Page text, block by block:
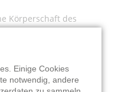
Körperschaft des
die Präsidentin Prof.
Einige Cookies
notwendig, andere